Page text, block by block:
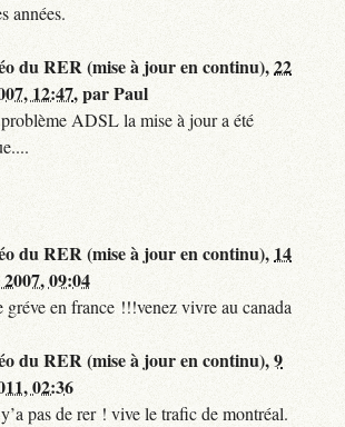
années.
du RER (mise à jour en continu),22
12:47,parPaul
ADSL la mise à jour a été
du RER (mise à jour en continu), 14
09:04
gréve en france !!!venez vivre au canada
du RER (mise à jour en continu),9
02:36
pas de rer ! vive le trafic de montréal.